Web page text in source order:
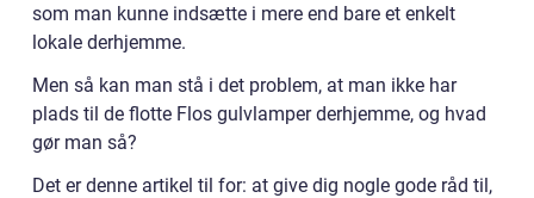
som man kunne indsætte i mere end bare et enkelt
lokale derhjemme.
Men så kan man stå i det problem, at man ikke har
plads til de flotte Flos gulvlamper derhjemme, og hvad
gør man så?
Det er denne artikel til for: at give dig nogle gode råd til,